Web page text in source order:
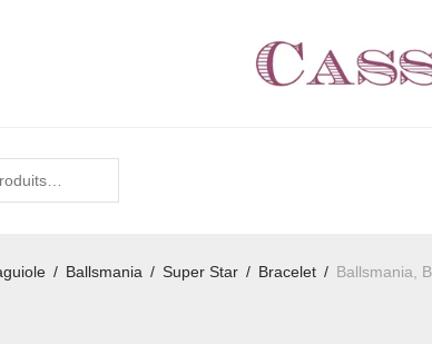
/ Ballsmania / Super Star / Bracelet / Ballsmania,